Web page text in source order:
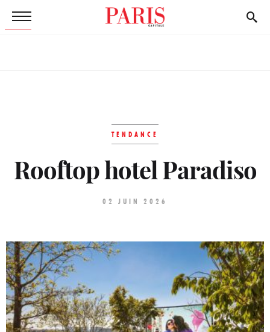
TENDANCE
Rooftop hotel Paradiso
02 JUIN 2026